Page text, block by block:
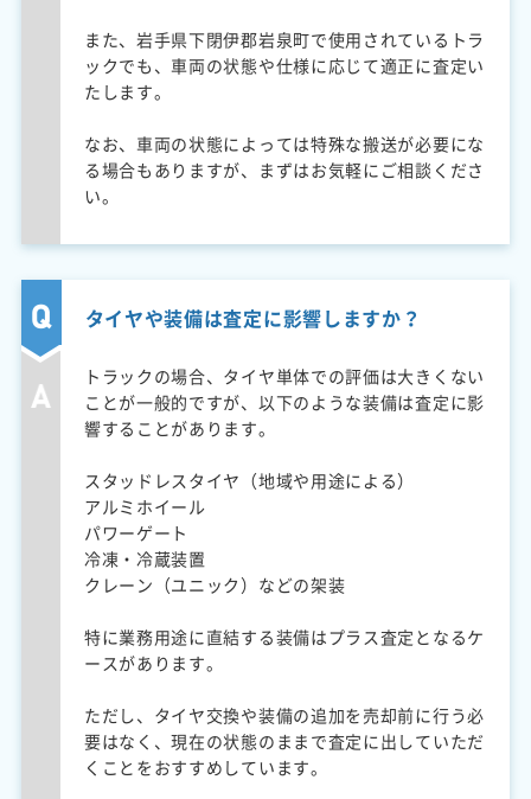
また、岩手県下閉伊郡岩泉町で使用されているトラ
ックでも、車両の状態や仕様に応じて適正に査定い
たします。
なお、車両の状態によっては特殊な搬送が必要にな
る場合もありますが、まずはお気軽にご相談くださ
い。
タイヤや装備は査定に影響しますか？
トラックの場合、タイヤ単体での評価は大きくない
ことが一般的ですが、以下のような装備は査定に影
響することがあります。
スタッドレスタイヤ（地域や用途による）
アルミホイール
パワーゲート
冷凍・冷蔵装置
クレーン（ユニック）などの架装
特に業務用途に直結する装備はプラス査定となるケ
ースがあります。
ただし、タイヤ交換や装備の追加を売却前に行う必
要はなく、現在の状態のままで査定に出していただ
くことをおすすめしています。